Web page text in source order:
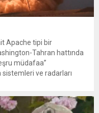
Apache tipi bir
Tahran hattında
müdafaa”
ve radarları
duyurdu....